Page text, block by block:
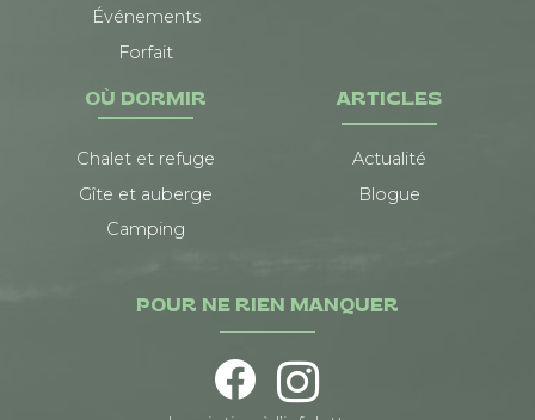
Événements
Forfait
OÙ DORMIR
Chalet et refuge
Gîte et auberge
Camping
ARTICLES
Actualité
Blogue
POUR NE RIEN MANQUER